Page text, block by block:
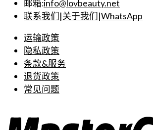
邮箱:info@lovbeauty.net
联系我们 |关于我们 |WhatsApp
运输政策
隐私政策
条款&服务
退货政策
常见问题